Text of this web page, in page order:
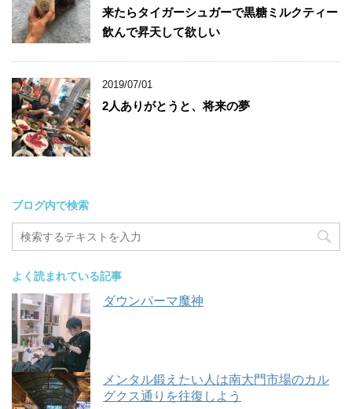
来たらタイガーシュガーで黒糖ミルクティー
飲んで昇天して欲しい
2019/07/01
2人ありがとうと、将来の夢
ブログ内で検索
よく読まれている記事
ダウンパーマ魔神
メンタル鍛えたい人は南大門市場のカル
グクス通りを往復しよう